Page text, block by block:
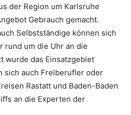
der Region um Karlsruhe
Gebrauch gemacht.
Selbstständige können sich
rund um die Uhr an die
wurde das Einsatzgebiet
sich auch Freiberufler oder
Rastatt und Baden-Baden
an die Experten der